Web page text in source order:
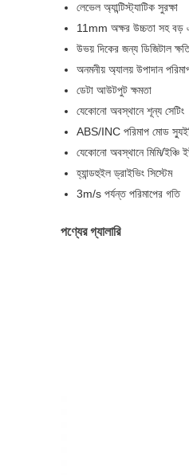
লেভেল অ্যান্টিস্ট্যাটিক সুরক্ষা
11mm অক্ষর উচ্চতা সহ বড়
উভয় দিকের জন্য ডিজিটাল
অনমনীয় অ্যালয় উপাদান
ডেটা আউটপুট ক্ষমতা
যেকোনো অবস্থানে শূন্য সেটিং
ABS/INC পরিমাপ মোড
যেকোনো অবস্থানে মিমি/ইঞ্চি
হ্যান্ডহুইল ড্রাইভিং সিস্টেম
3m/s পর্যন্ত পরিমাপের গতি
পণ্যের গ্যালারি